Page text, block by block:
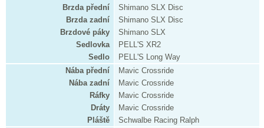
Brzda přední
Shimano SLX Disc
Brzda zadní
Shimano SLX Disc
Brzdové páky
Shimano SLX
Sedlovka
PELL'S XR2
Sedlo
PELL'S Long Way
Nába přední
Mavic Crossride
Nába zadní
Mavic Crossride
Ráfky
Mavic Crossride
Dráty
Mavic Crossride
Pláště
Schwalbe Racing Ralph